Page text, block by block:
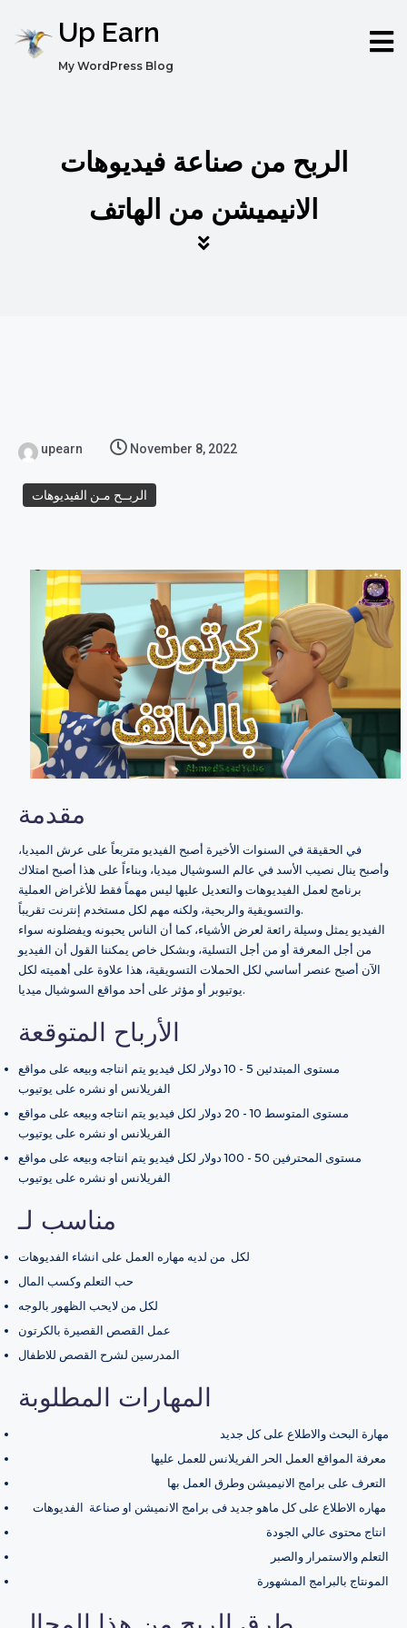
Up Earn
My WordPress Blog
الربح من صناعة فيديوهات
الانيميشن من الهاتف
upearn November 8, 2022
الربــح مـن الفيديوهات
مقدمة
في الحقيقة في السنوات الأخيرة أصبح الفيديو متربعاً على عرش الميديا،
وأصبح ينال نصيب الأسد في عالم السوشيال ميديا، وبناءاً على هذا أصبح امتلاك
برنامج لعمل الفيديوهات والتعديل عليها ليس مهماً فقط للأغراض العملية
والتسويقية والربحية، ولكنه مهم لكل مستخدم إنترنت تقريباً.
الفيديو يمثل وسيلة رائعة لعرض الأشياء، كما أن الناس يحبونه ويفضلونه سواء
من أجل المعرفة أو من أجل التسلية، وبشكل خاص يمكننا القول أن الفيديو
الآن أصبح عنصر أساسي لكل الحملات التسويقية، هذا علاوة على أهميته لكل
يوتيوبر أو مؤثر على أحد مواقع السوشيال ميديا.
الأرباح المتوقعة
مستوى المبتدئين 5 - 10 دولار لكل فيديو يتم انتاجه وبيعه على مواقع
الفريلانس او نشره على يوتيوب
مستوى المتوسط 10 - 20 دولار لكل فيديو يتم انتاجه وبيعه على مواقع
الفريلانس او نشره على يوتيوب
مستوى المحترفين 50 - 100 دولار لكل فيديو يتم انتاجه وبيعه على مواقع
الفريلانس او نشره على يوتيوب
مناسب لـ
عمل القصص القصيرة بالكرتون
المدرسين لشرح القصص للاطفال
المهارات المطلوبة
مهارة البحث والاطلاع على كل جديد
التعلم والاستمرار والصبر
المونتاج بالبرامج المشهورة